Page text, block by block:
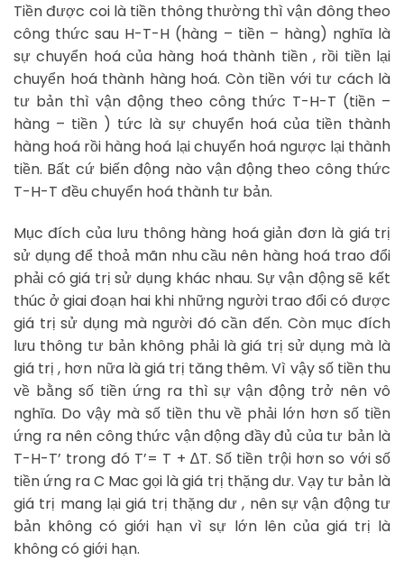
Tiền được coi là tiền thông thường thì vận đông theo
công thức sau H-T-H (hàng – tiền – hàng) nghĩa là
sự chuyển hoá của hàng hoá thành tiền , rồi tiền lại
chuyển hoá thành hàng hoá. Còn tiền với tư cách là
tư bản thì vận động theo công thức T-H-T (tiền –
hàng – tiền ) tức là sự chuyển hoá của tiền thành
hàng hoá rồi hàng hoá lại chuyển hoá ngược lại thành
tiền. Bất cứ biến động nào vận động theo công thức
T-H-T đều chuyển hoá thành tư bản.
Mục đích của lưu thông hàng hoá giản đơn là giá trị
sử dụng để thoả mãn nhu cầu nên hàng hoá trao đổi
phải có giá trị sử dụng khác nhau. Sự vận động sẽ kết
thúc ở giai đoạn hai khi những người trao đổi có được
giá trị sử dụng mà người đó cần đến. Còn mục đích
lưu thông tư bản không phải là giá trị sử dụng mà là
giá trị , hơn nữa là giá trị tăng thêm. Vì vậy số tiền thu
về bằng số tiền ứng ra thì sự vận động trở nên vô
nghĩa. Do vậy mà số tiền thu về phải lớn hơn số tiền
ứng ra nên công thức vận động đầy đủ của tư bản là
T-H-T’ trong đó T’= T + ∆T. Số tiền trội hơn so với số
tiền ứng ra C Mac gọi là giá trị thặng dư. Vạy tư bản là
giá trị mang lại giá trị thặng dư , nên sự vận động tư
bản không có giới hạn vì sự lớn lên của giá trị là
không có giới hạn.